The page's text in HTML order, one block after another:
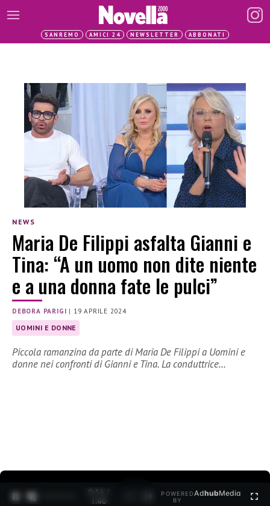
SANREMO AMICI 24 NEWSLETTER ABBONATI
NEWS
Maria De Filippi asfalta Gianni e
Tina: “A un uomo non dite niente
e a una donna fate le pulci”
DEBORA PARIGI | 19 APRILE 2024
UOMINI E DONNE
Piccola ramanzina da parte di Maria De Filippi a Uomini e
donne nei confronti di Gianni e Tina. La conduttrice…
0:15 /
1:40
POWERED
BY
AdhubMedia